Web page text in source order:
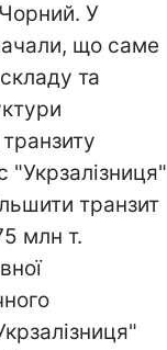
Чорний. У
що саме
та
"Укрзалізниця"
транзит
млн т.